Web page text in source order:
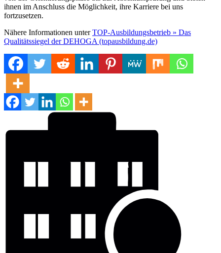
ihnen im Anschluss die Möglichkeit, ihre Karriere bei uns
fortzusetzen.
Nähere Informationen unterTOP-Ausbildungsbetrieb » Das
Qualitätssiegel der DEHOGA (topausbildung.de)